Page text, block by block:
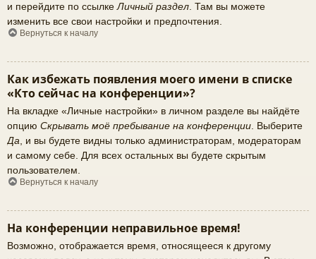
и перейдите по ссылкеЛичный раздел. Там вы можете
изменить все свои настройки и предпочтения.
Вернуться к началу
Как избежать появления моего имени в списке
«Кто сейчас на конференции»?
На вкладке «Личные настройки» в личном разделе вы найдёте
опцию Скрывать моё пребывание на конференции. Выберите
Да, и вы будете видны только администраторам, модераторам
и самому себе. Для всех остальных вы будете скрытым
пользователем.
Вернуться к началу
На конференции неправильное время!
Возможно, отображается время, относящееся к другому